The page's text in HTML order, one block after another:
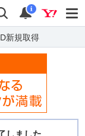
検索 通知
i
新規取得